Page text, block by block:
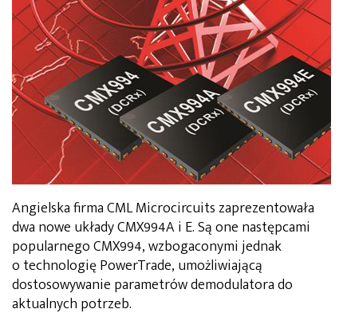
Angielska firma CML Microcircuits zaprezentowała
dwa nowe układy CMX994A i E. Są one następcami
popularnego CMX994, wzbogaconymi jednak
o technologię PowerTrade, umożliwiającą
dostosowywanie parametrów demodulatora do
aktualnych potrzeb.